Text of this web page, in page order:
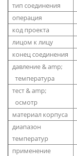
тип соединения
операция
код проекта
лицом к лицу
конец соединения
давление & amp;
температура
тест & amp;
осмотр
материал корпуса
диапазон
температур
применение